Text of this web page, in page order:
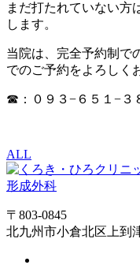
まだ打たれていない方
します。
当院は、完全予約制で
でのご予約をよろしく
☎：０９３−６５１−３
ALL
〒803-0845
北九州市小倉北区上到